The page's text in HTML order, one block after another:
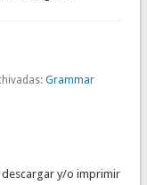
Grammar
descargar y/o imprimir